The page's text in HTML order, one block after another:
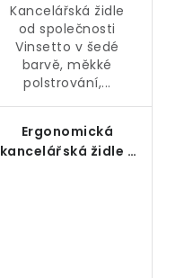
Kancelářská židle
od společnosti
Vinsetto v šedé
barvě, měkké
polstrování,...
Ergonomická
kancelářská židle s